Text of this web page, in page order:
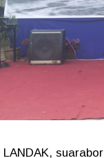
LANDAK,